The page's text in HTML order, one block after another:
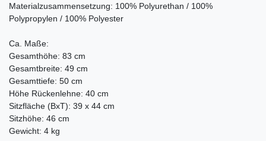
Materialzusammensetzung: 100% Polyurethan / 100%
Polypropylen / 100% Polyester
Ca. Maße:
Gesamthöhe: 83 cm
Gesamtbreite: 49 cm
Gesamttiefe: 50 cm
Höhe Rückenlehne: 40 cm
Sitzfläche (BxT): 39 x 44 cm
Sitzhöhe: 46 cm
Gewicht: 4 kg